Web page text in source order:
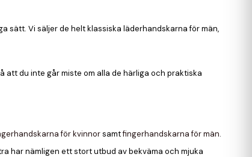
sätt. Vi säljer de helt klassiska läderhandskarna för män,
att du inte går miste om alla de härliga och praktiska
för kvinnorsamtfingerhandskarna för män.
har nämligen ett stort utbud av bekväma och mjuka